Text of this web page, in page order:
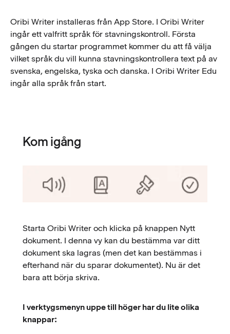
Oribi Writer installeras från App Store. I Oribi Writer
ingår ett valfritt språk för stavningskontroll. Första
gången du startar programmet kommer du att få välja
vilket språk du vill kunna stavningskontrollera text på av
svenska, engelska, tyska och danska. I Oribi Writer Edu
ingår alla språk från start.
Kom igång
Starta Oribi Writer och klicka på knappen Nytt
dokument. I denna vy kan du bestämma var ditt
dokument ska lagras (men det kan bestämmas i
efterhand när du sparar dokumentet). Nu är det
bara att börja skriva.
I verktygsmenyn uppe till höger har du lite olika
knappar: